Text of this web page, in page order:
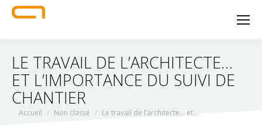
LE TRAVAIL DE L’ARCHITECTE…
ET L’IMPORTANCE DU SUIVI DE
CHANTIER
Vous êtes ici :
Accueil Non classé Le travail de l’architecte… et…